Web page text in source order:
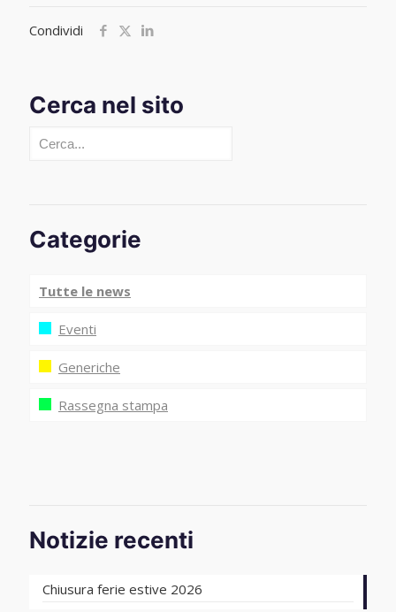
Condividi
Cerca nel sito
Cerca
Categorie
Tutte le news
Eventi
Generiche
Rassegna stampa
Notizie recenti
Chiusura ferie estive 2026